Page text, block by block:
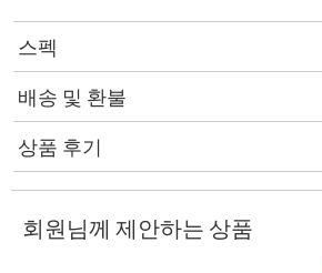
스펙
배송 및 환불
상품 후기
회원님께 제안하는 상품